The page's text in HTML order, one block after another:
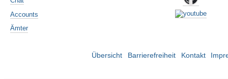
Accounts
Ämter
Übersicht Barrierefreiheit Kontakt